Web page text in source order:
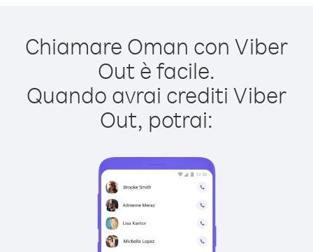
Chiamare Oman con Viber
Out è facile.
Quando avrai crediti Viber
Out, potrai: